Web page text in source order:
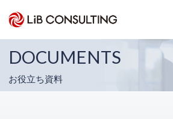
DOCUMENTS
お役立ち資料